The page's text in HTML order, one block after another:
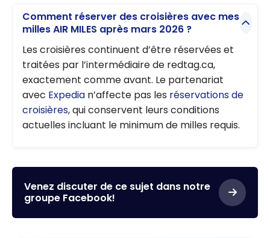
Comment réserver des croisières avec mes
milles AIR MILES après mars 2026 ?
Les croisières continuent d’être réservées et
traitées par l’intermédiaire de redtag.ca,
exactement comme avant. Le partenariat
avec Expedia n’affecte pas les réservations de
croisières, qui conservent leurs conditions
actuelles incluant le minimum de milles requis.
Venez discuter de ce sujet dans notre
groupe Facebook!